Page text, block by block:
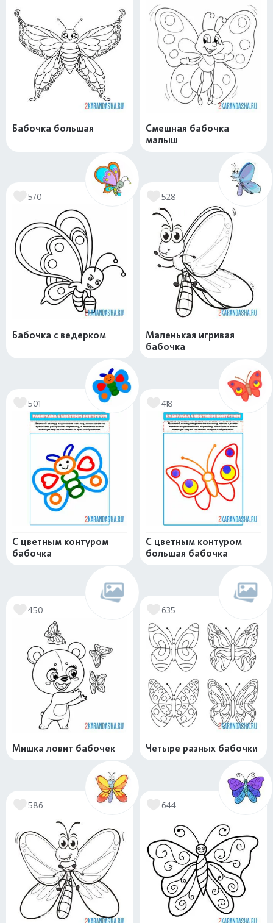
Бабочка большая
Смешная бабочка
малыш
570
Бабочка с ведерком
528
Маленькая игривая
бабочка
501
С цветным контуром
бабочка
418
С цветным контуром
большая бабочка
450
Мишка ловит бабочек
635
Четыре разных бабочки
586 644